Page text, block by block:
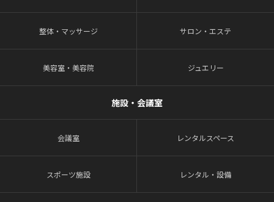
整体・マッサージ サロン・エステ
美容室・美容院 ジュエリー
施設・会議室
会議室 レンタルスペース
スポーツ施設 レンタル・設備